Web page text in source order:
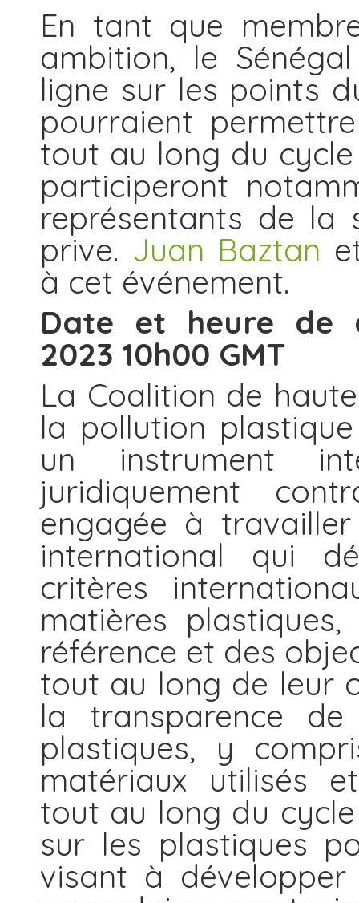
En tant que
ambition, le
ligne sur les points
pourraient
tout au long du
participeront
représentants de la
prive. Juan Baztan
à cet événement.
Date et heure de
2023 10h00 GMT
La Coalition de
la pollution
un instrument
juridiquement
engagée à
international qui
critères
matières
référence et des
tout au long de leur
la transparence
plastiques, y
matériaux utilisés
tout au long du
sur les plastiques
visant à